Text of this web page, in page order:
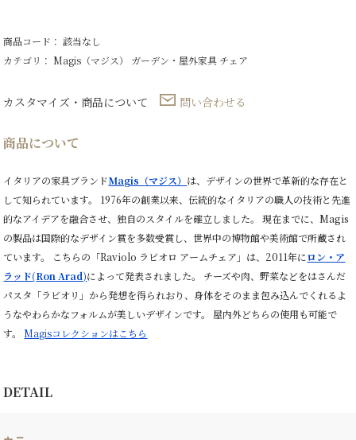
商品コード： 該当なし
カテゴリ：Magis（マジス） ガーデン・屋外家具 チェア
カスタマイズ・商品について 問い合わせる
商品について
イタリアの家具ブランドMagis（マジス） は、デザインの世界で革新的な存在と
して知られています。 1976年の創業以来、伝統的なイタリアの職人の技術と先進
的なアイデアを融合させ、独自のスタイルを確立しました。 現在までに、Magis
の製品は国際的なデザイン賞を多数受賞し、世界中の博物館や美術館で所蔵され
ています。 こちらの「Raviolo ラビオロ アームチェア」は、2011年にロン・ア
ラッド(Ron Arad)によって発表されました。 チーズや肉、野菜などをはさんだ
パスタ「ラビオリ」から発想を得られおり、身体をそのまま包み込んでくれるよ
うなやわらかなフォルムが美しいデザインです。 屋内外どちらの使用も可能で
す。Magisコレクションはこちら
DETAIL